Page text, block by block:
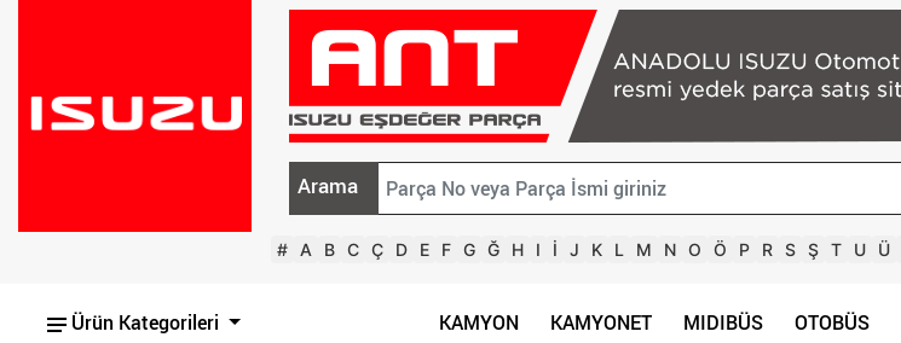
Arama
# A B C Ç D E F G Ğ H I İ J K L M N O Ö P R S Ş T U Ü
Ürün Kategorileri KAMYON KAMYONET MIDIBÜS OTOBÜS